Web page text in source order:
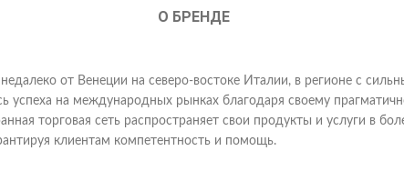
О БРЕНДЕ
от Венеции на северо-востоке Италии, в регионе с
успеха на международных рынках благодаря своему
торговая сеть распространяет свои продукты и услуги в
клиентам компетентность и помощь.